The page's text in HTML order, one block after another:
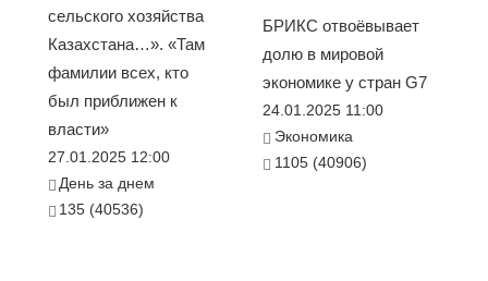
сельского хозяйства
Казахстана…». «Там
фамилии всех, кто
был приближен к
власти»
27.01.2025 12:00
День за днем
135 (40536)
БРИКС отвоёвывает
долю в мировой
экономике у стран G7
24.01.2025 11:00
Экономика
1105 (40906)